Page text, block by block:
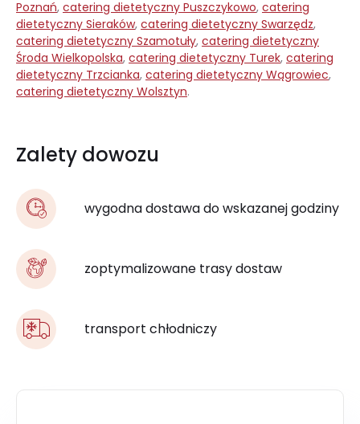
Poznań, catering dietetyczny Puszczykowo, catering
dietetyczny Sieraków, catering dietetyczny Swarzędz,
catering dietetyczny Szamotuły, catering dietetyczny
Środa Wielkopolska, catering dietetyczny Turek, catering
dietetyczny Trzcianka, catering dietetyczny Wągrowiec,
catering dietetyczny Wolsztyn.
Zalety dowozu
wygodna dostawa do wskazanej godziny
zoptymalizowane trasy dostaw
transport chłodniczy